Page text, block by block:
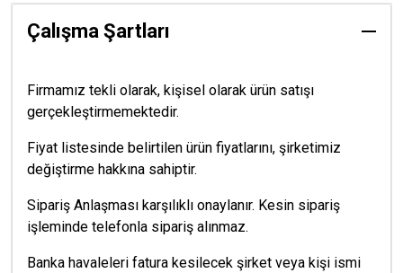
Çalışma Şartları
Firmamız tekli olarak, kişisel olarak ürün satışı
gerçekleştirmemektedir.
Fiyat listesinde belirtilen ürün fiyatlarını, şirketimiz
değiştirme hakkına sahiptir.
Sipariş Anlaşması karşılıklı onaylanır. Kesin sipariş
işleminde telefonla sipariş alınmaz.
Banka havaleleri fatura kesilecek şirket veya kişi ismi